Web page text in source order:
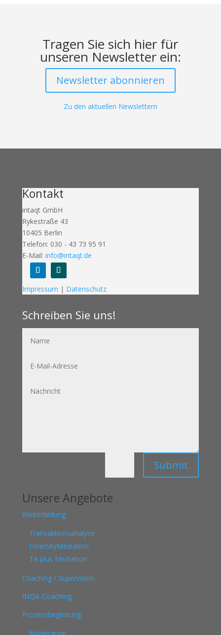
Tragen Sie sich hier für
unseren Newsletter ein:
Newsletter abonnieren
Zu den aktuellen Newslettern
Kontakt
intaqt GmbH
Rykestraße 43
10405 Berlin
Telefon: 030 - 43 73 95 91
E-Mail: info@intaqt.de
Impressum | Datenschutz
Schreiben Sie uns!
Mail-
Submit
Unsere Angebote
Weiterbildung
Transaktionsanalyse
DiversityMediation
TA plus Mediation
Coaching / Supervision
INQA-Coaching
Prozessbegleitung